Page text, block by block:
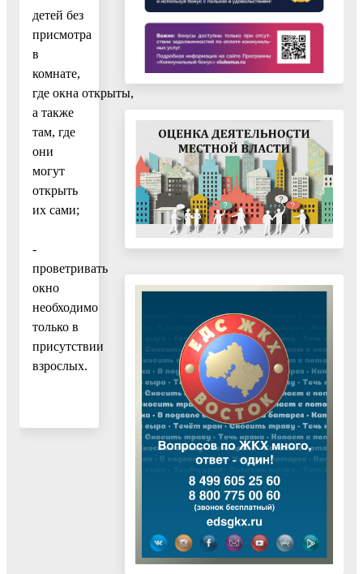
детей без
присмотра
в
комнате,
где окна открыты,
а также
там, где
они
могут
открыть
их сами;
-
проветривать
окно
необходимо
только в
присутствии
взрослых.